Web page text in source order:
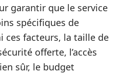
garantir que le service
spécifiques de
ces facteurs, la taille de
offerte, l’accès
sûr, le budget